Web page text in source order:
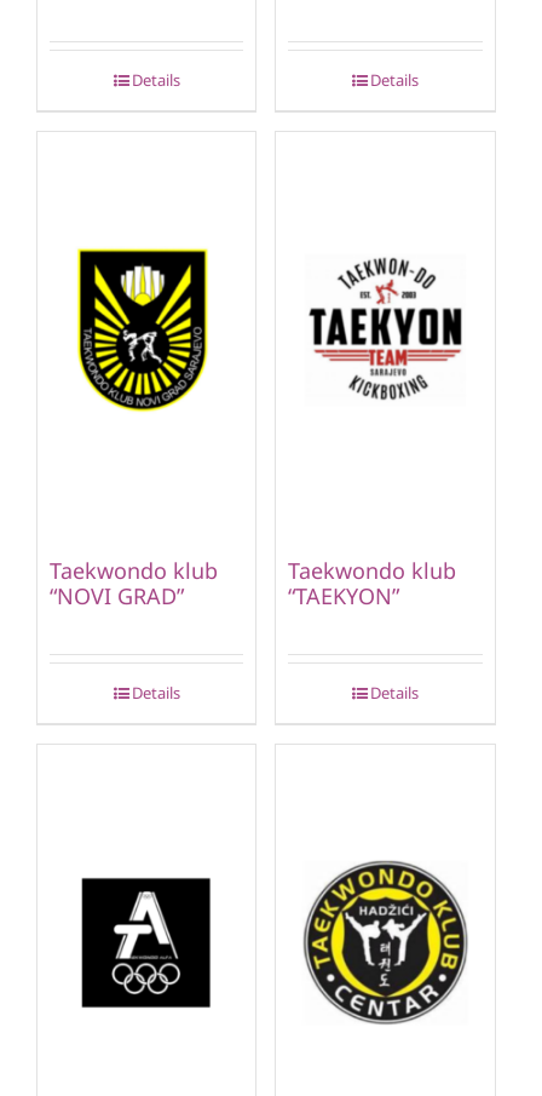
Details Details
Taekwondo klub
“NOVI GRAD”
Details
Taekwondo klub
“TAEKYON”
Details